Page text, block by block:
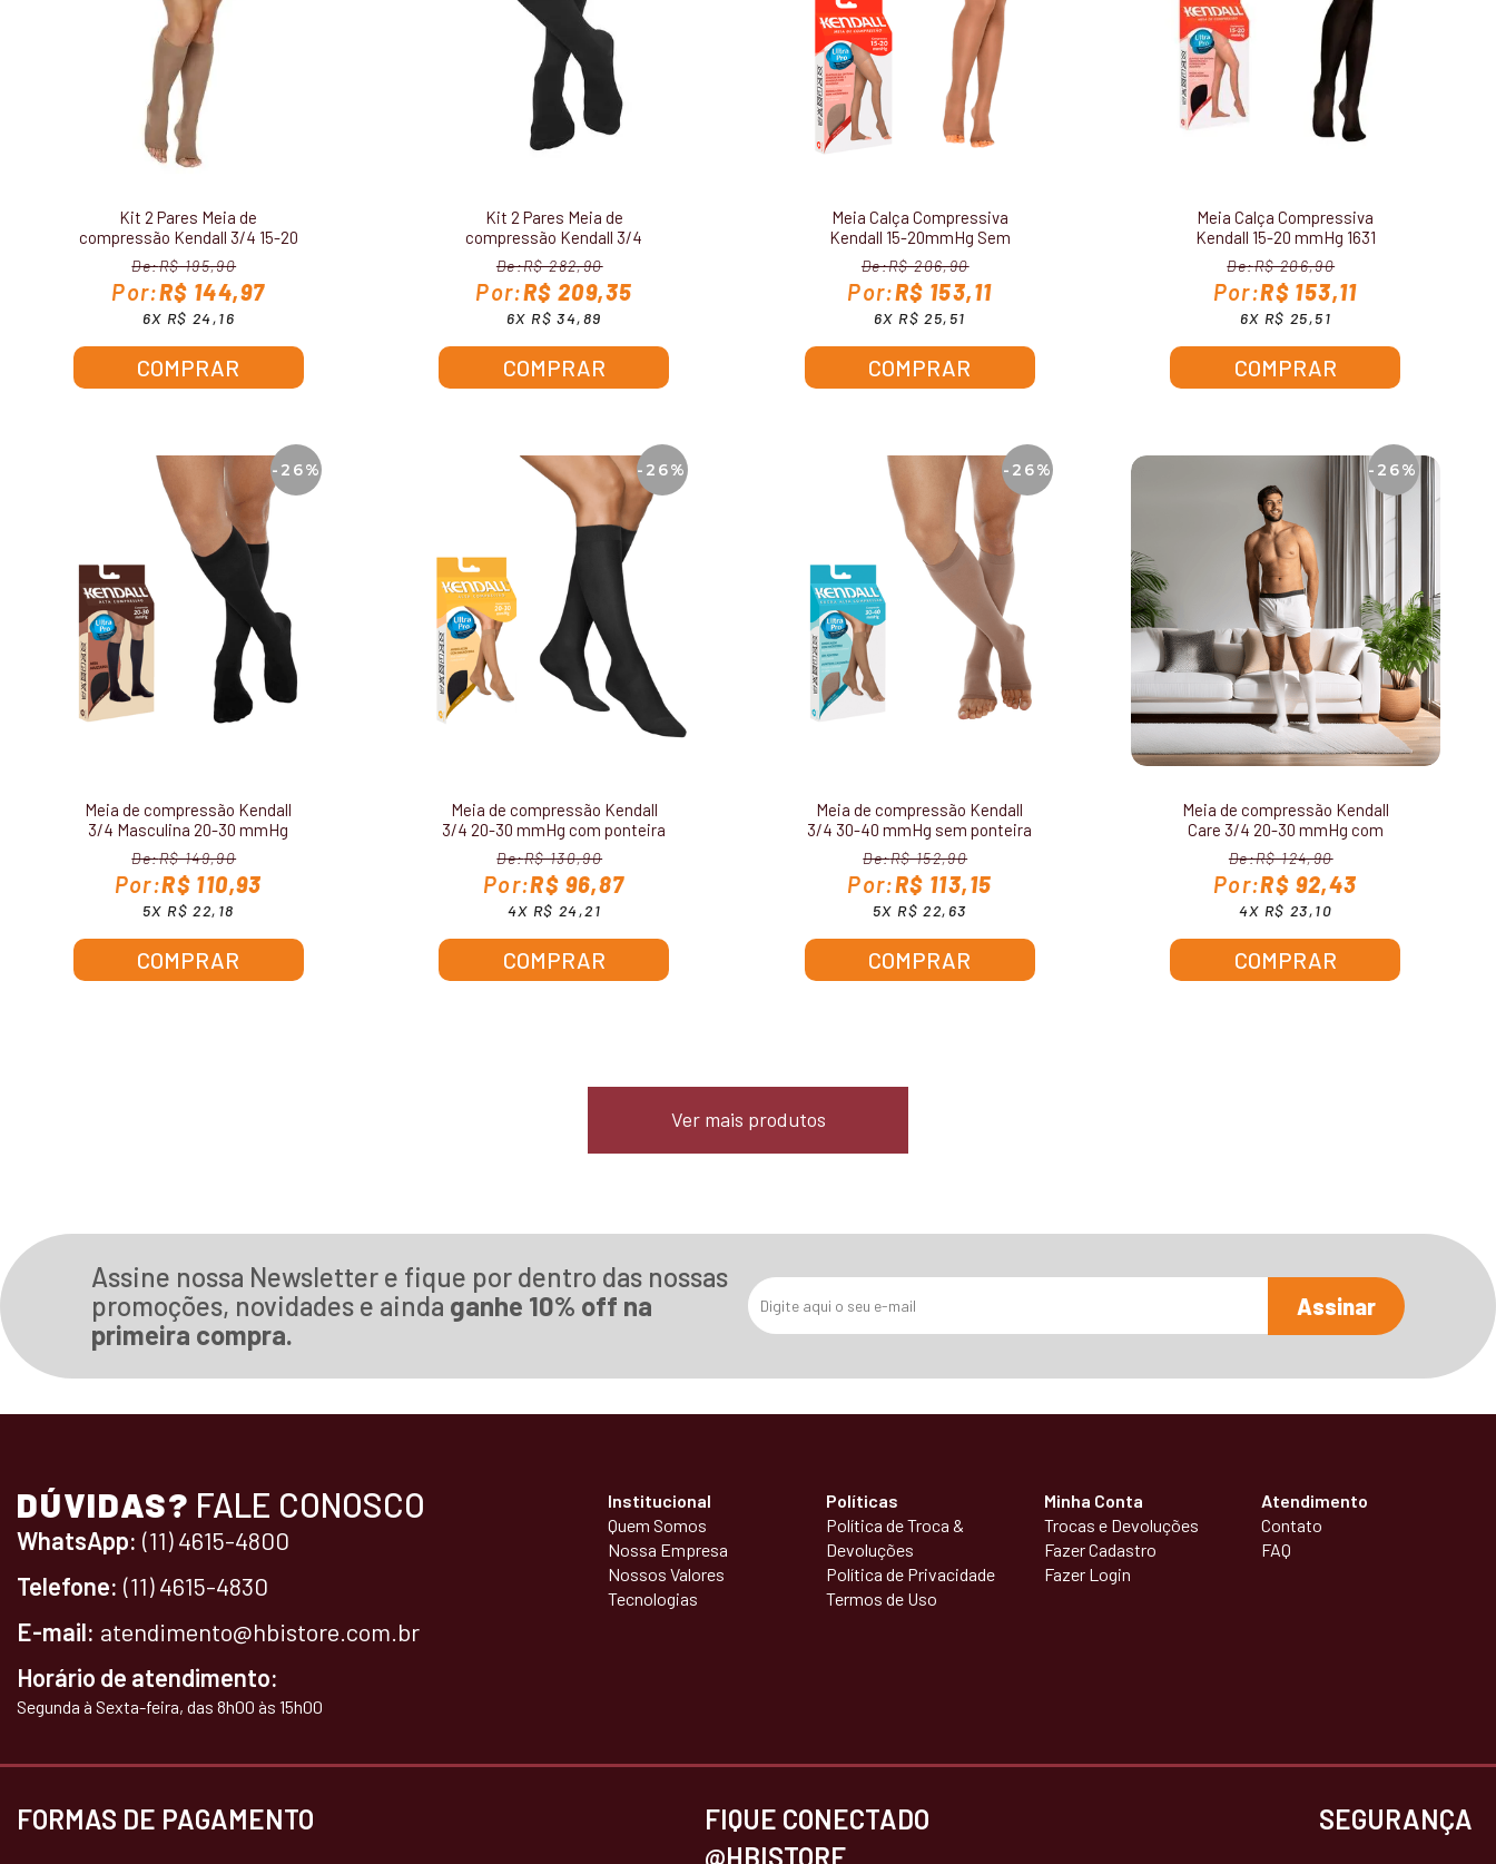
Kit 2 Pares Meia de
compressão Kendall 3/4 15-20
mmHg Sem Ponteira 1871
R$ 195,90
R$ 144,97
6X R$ 24,16
COMPRAR
Kit 2 Pares Meia de
compressão Kendall 3/4
Masculina 15-20 mmHg 1802
R$ 282,90
R$ 209,35
6X R$ 34,89
COMPRAR
Meia Calça Compressiva
Kendall 15-20mmHg Sem
Ponteira 1701
R$ 206,90
R$ 153,11
6X R$ 25,51
COMPRAR
Meia Calça Compressiva
Kendall 15-20 mmHg 1631
R$ 206,90
R$ 153,11
6X R$ 25,51
COMPRAR
-26%
Meia de compressão Kendall
3/4 Masculina 20-30 mmHg
1532
R$ 149,90
R$ 110,93
5X R$ 22,18
COMPRAR
-26%
Meia de compressão Kendall
3/4 20-30 mmHg com ponteira
1502
R$ 130,90
R$ 96,87
4X R$ 24,21
COMPRAR
-26%
Meia de compressão Kendall
3/4 30-40 mmHg sem ponteira
1901
R$ 152,90
R$ 113,15
5X R$ 22,63
COMPRAR
-26%
Meia de compressão Kendall
Care 3/4 20-30 mmHg com
ponteira 3113
R$ 124,90
R$ 92,43
4X R$ 23,10
COMPRAR
Ver mais produtos
Assine nossa Newsletter e fique por dentro das nossas
promoções, novidades e ainda ganhe 10% off na
primeira compra.
Assinar
DÚVIDAS? FALE CONOSCO
WhatsApp: (11) 4615-4800
Telefone: (11) 4615-4830
E-mail: atendimento@hbistore.com.br
Horário de atendimento:
Segunda à Sexta-feira, das 8h00 às 15h00
Institucional
Quem Somos
Nossa Empresa
Nossos Valores
Tecnologias
Políticas
Política de Troca &
Devoluções
Política de Privacidade
Termos de Uso
Minha Conta
Trocas e Devoluções
Fazer Cadastro
Fazer Login
Atendimento
Contato
FAQ
FORMAS DE PAGAMENTO
FIQUE CONECTADO
@HBISTORE
SEGURANÇA